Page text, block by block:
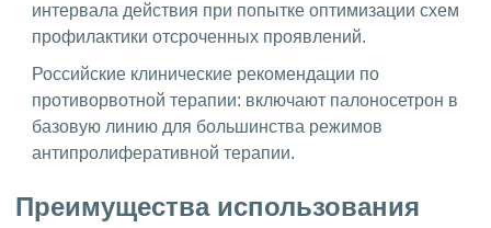
интервала действия при попытке оптимизации схем
профилактики отсроченных проявлений.
Российские клинические рекомендации по
противорвотной терапии: включают палоносетрон в
базовую линию для большинства режимов
антипролиферативной терапии.
Преимущества использования